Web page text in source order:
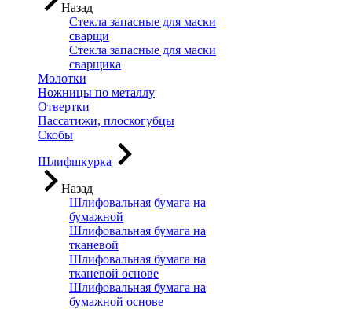
Назад
Стекла запасные для маски
сварщи
Стекла запасные для маски
сварщика
Молотки
Ножницы по металлу
Отвертки
Пассатижи, плоскогубцы
Скобы
Шлифшкурка
Назад
Шлифовальная бумага на
бумажной
Шлифовальная бумага на
тканевой
Шлифовальная бумага на
тканевой основе
Шлифовальная бумага на
бумажной основе